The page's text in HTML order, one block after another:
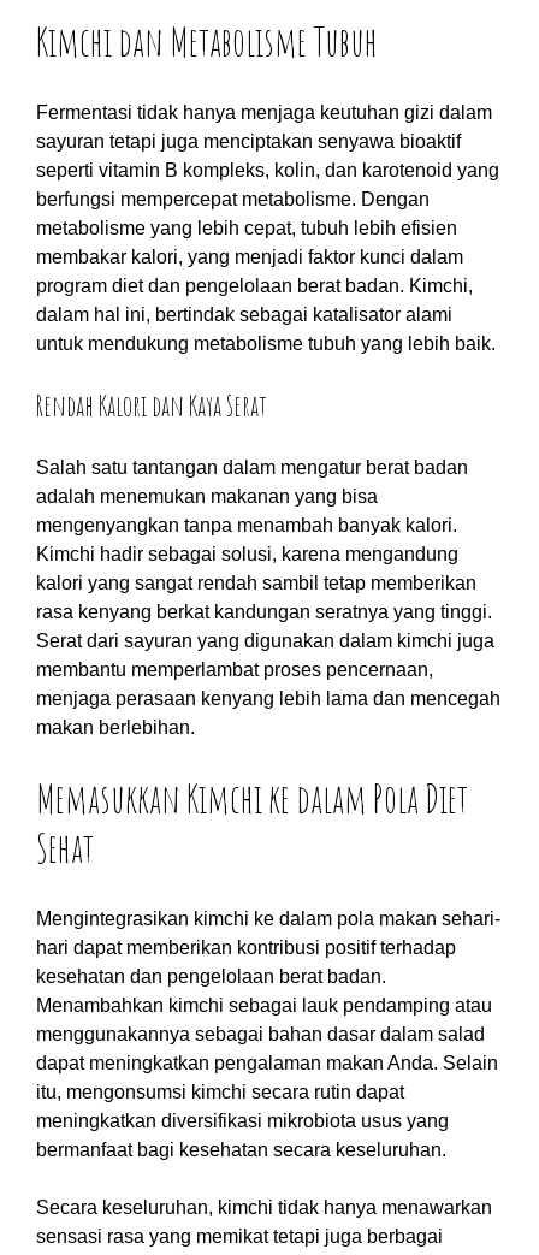
Kimchi dan Metabolisme Tubuh
Fermentasi tidak hanya menjaga keutuhan gizi dalam
sayuran tetapi juga menciptakan senyawa bioaktif
seperti vitamin B kompleks, kolin, dan karotenoid yang
berfungsi mempercepat metabolisme. Dengan
metabolisme yang lebih cepat, tubuh lebih efisien
membakar kalori, yang menjadi faktor kunci dalam
program diet dan pengelolaan berat badan. Kimchi,
dalam hal ini, bertindak sebagai katalisator alami
untuk mendukung metabolisme tubuh yang lebih baik.
Rendah Kalori dan Kaya Serat
Salah satu tantangan dalam mengatur berat badan
adalah menemukan makanan yang bisa
mengenyangkan tanpa menambah banyak kalori.
Kimchi hadir sebagai solusi, karena mengandung
kalori yang sangat rendah sambil tetap memberikan
rasa kenyang berkat kandungan seratnya yang tinggi.
Serat dari sayuran yang digunakan dalam kimchi juga
membantu memperlambat proses pencernaan,
menjaga perasaan kenyang lebih lama dan mencegah
makan berlebihan.
Memasukkan Kimchi ke dalam Pola Diet
Sehat
Mengintegrasikan kimchi ke dalam pola makan sehari-
hari dapat memberikan kontribusi positif terhadap
kesehatan dan pengelolaan berat badan.
Menambahkan kimchi sebagai lauk pendamping atau
menggunakannya sebagai bahan dasar dalam salad
dapat meningkatkan pengalaman makan Anda. Selain
itu, mengonsumsi kimchi secara rutin dapat
meningkatkan diversifikasi mikrobiota usus yang
bermanfaat bagi kesehatan secara keseluruhan.
Secara keseluruhan, kimchi tidak hanya menawarkan
sensasi rasa yang memikat tetapi juga berbagai